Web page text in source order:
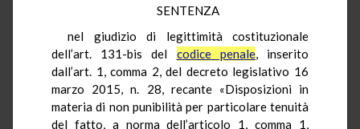
SENTENZA
nel giudizio di legittimità costituzionale
dell’art. 131-bis del codice penale, inserito
dall’art. 1, comma 2, del decreto legislativo 16
marzo 2015, n. 28, recante «Disposizioni in
materia di non punibilità per particolare tenuità
del fatto, a norma dell’articolo 1, comma 1,